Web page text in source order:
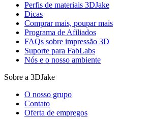
Perfis de materiais 3DJake
Dicas
Comprar mais, poupar mais
Programa de Afiliados
FAQs sobre impressão 3D
Suporte para FabLabs
Nós e o nosso ambiente
Sobre a 3DJake
O nosso grupo
Contato
Oferta de empregos